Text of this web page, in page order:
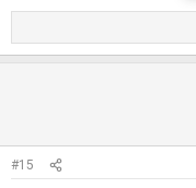
#15